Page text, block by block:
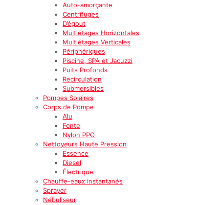
Auto-amorçante
Centrifuges
D’égout
Multiétages Horizontales
Multiétages Verticales
Périphériques
Piscine, SPA et Jacuzzi
Puits Profonds
Recirculation
Submersibles
Pompes Solaires
Corps de Pompe
Alu
Fonte
Nylon PPO
Nettoyeurs Haute Pression
Essence
Diesel
Électrique
Chauffe-eaux Instantanés
Sprayer
Nébuliseur